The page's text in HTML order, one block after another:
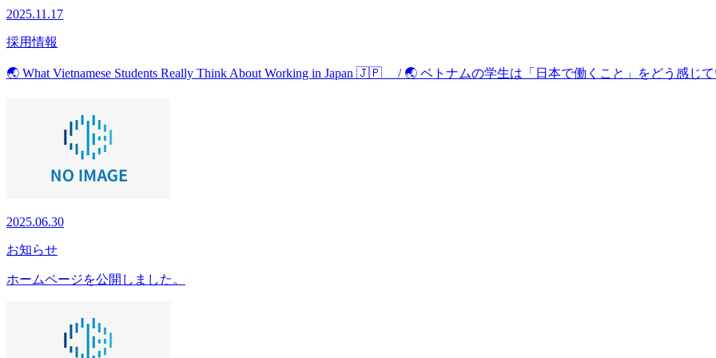
2025.11.17
採用情報
🌏 What Vietnamese Students Really Think About Working in Japan 🇯🇵 / 🌏 ベトナムの学生は「日本で働くこと」をどう感
2025.06.30
お知らせ
ホームページを公開しました。